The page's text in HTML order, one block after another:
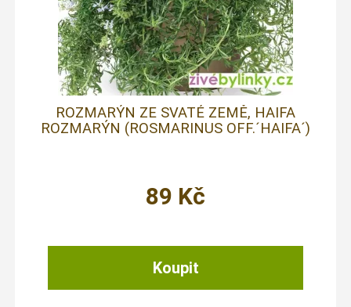
ROZMARÝN ZE SVATÉ ZEMĚ, HAIFA
ROZMARÝN (ROSMARINUS OFF.´HAIFA´)
89 Kč